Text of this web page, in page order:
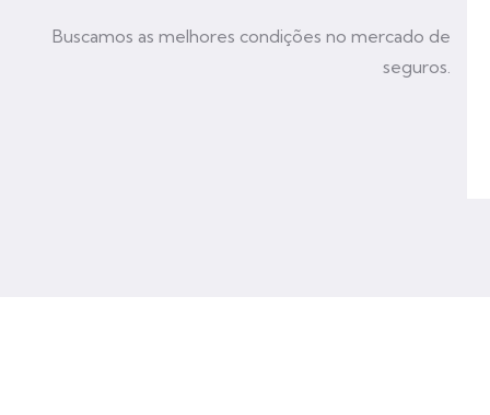
Buscamos as melhores condições no mercado de
seguros.